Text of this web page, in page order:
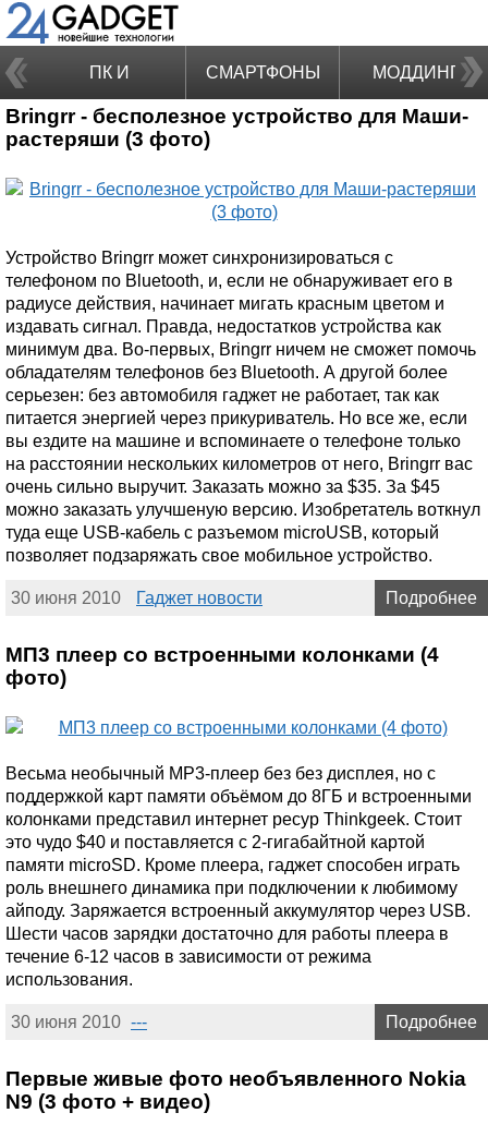
ПК И
НОУТБУКИ
СМАРТФОНЫ МОДДИНГ
Bringrr - бесполезное устройство для Маши-
растеряши (3 фото)
Устройство Bringrr может синхронизироваться с
телефоном по Bluetooth, и, если не обнаруживает его в
радиусе действия, начинает мигать красным цветом и
издавать сигнал. Правда, недостатков устройства как
минимум два. Во-первых, Bringrr ничем не сможет помочь
обладателям телефонов без Bluetooth. А другой более
серьезен: без автомобиля гаджет не работает, так как
питается энергией через прикуриватель. Но все же, если
вы ездите на машине и вспоминаете о телефоне только
на расстоянии нескольких километров от него, Bringrr вас
очень сильно выручит. Заказать можно за $35. За $45
можно заказать улучшеную версию. Изобретатель воткнул
туда еще USB-кабель с разъемом microUSB, который
позволяет подзаряжать свое мобильное устройство.
30 июня 2010 Гаджет новости Подробнее
МП3 плеер со встроенными колонками (4
фото)
Весьма необычный МР3-плеер без без дисплея, но с
поддержкой карт памяти объёмом до 8ГБ и встроенными
колонками представил интернет ресур Thinkgeek. Стоит
это чудо $40 и поставляется с 2-гигабайтной картой
памяти microSD. Кроме плеера, гаджет способен играть
роль внешнего динамика при подключении к любимому
айподу. Заряжается встроенный аккумулятор через USB.
Шести часов зарядки достаточно для работы плеера в
течение 6-12 часов в зависимости от режима
использования.
30 июня 2010 --- Подробнее
Первые живые фото необъявленного Nokia
N9 (3 фото + видео)